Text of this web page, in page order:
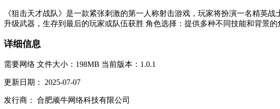
《狙击天才战队》是一款紧张刺激的第一人称射击游戏，玩家将扮演一名精英
升级武器，生存到最后的玩家或队伍获胜 角色选择：提供多种不同技能和背景
详细信息
需要网络 文件大小：198MB 当前版本：1.0.1
更新日期： 2025-07-07
发行商： 合肥顽牛网络科技有限公司